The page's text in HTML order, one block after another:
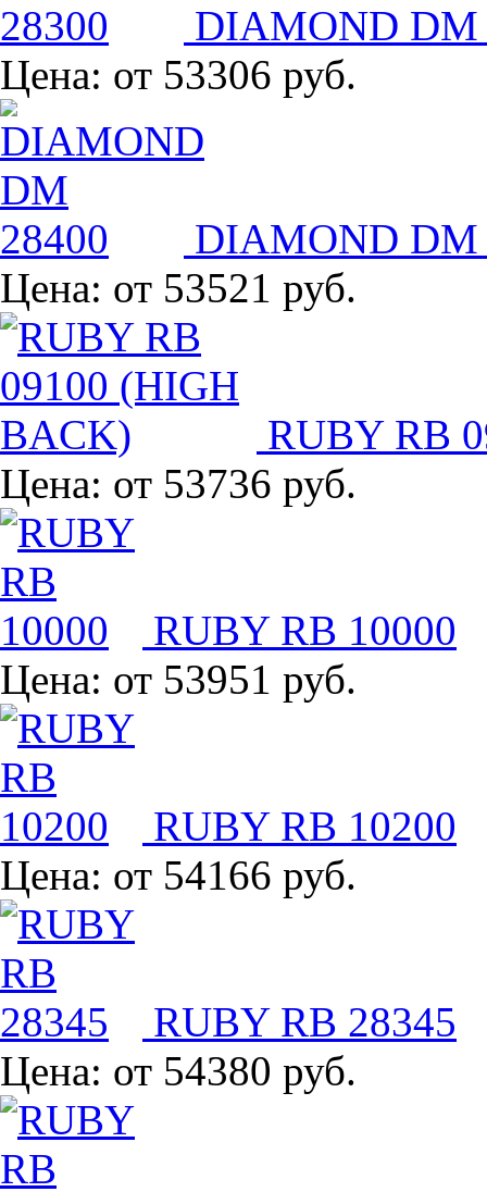
DIAMOND DM
Цена: от 53306 руб.
DIAMOND DM
Цена: от 53521 руб.
RUBY RB
Цена: от 53736 руб.
RUBY RB 10000
Цена: от 53951 руб.
RUBY RB 10200
Цена: от 54166 руб.
RUBY RB 28345
Цена: от 54380 руб.